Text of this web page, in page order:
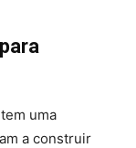
uma
a construir